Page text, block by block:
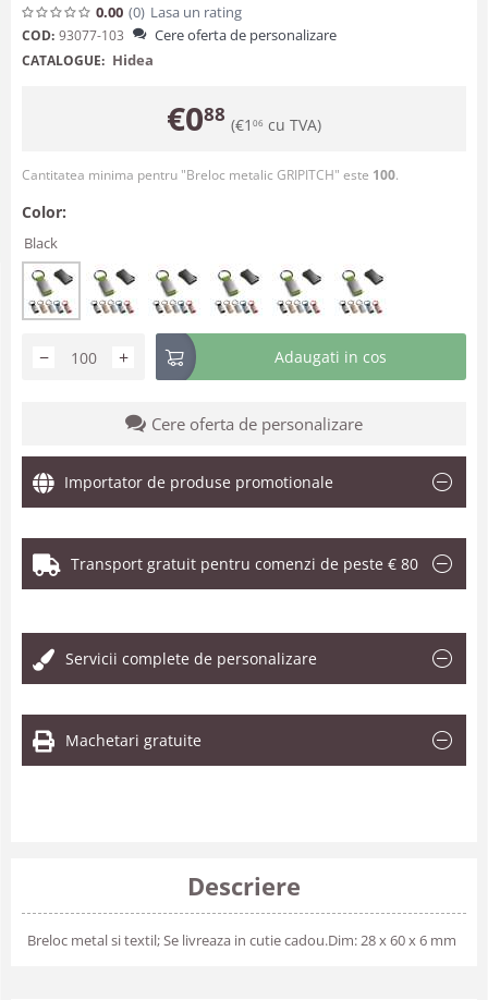
0.00 (0) Lasa un rating
COD: 93077-103 Cere oferta de personalizare
CATALOGUE: Hidea
€088 (€1 06 cu TVA)
Cantitatea minima pentru "Breloc metalic GRIPITCH" este 100.
Color:
Black
+
− Adaugati in cos
Cere oferta de personalizare
Importator de produse promotionale
Transport gratuit pentru comenzi de peste € 80
Servicii complete de personalizare
Machetari gratuite
Descriere
Breloc metal si textil; Se livreaza in cutie cadou.Dim: 28 x 60 x 6 mm